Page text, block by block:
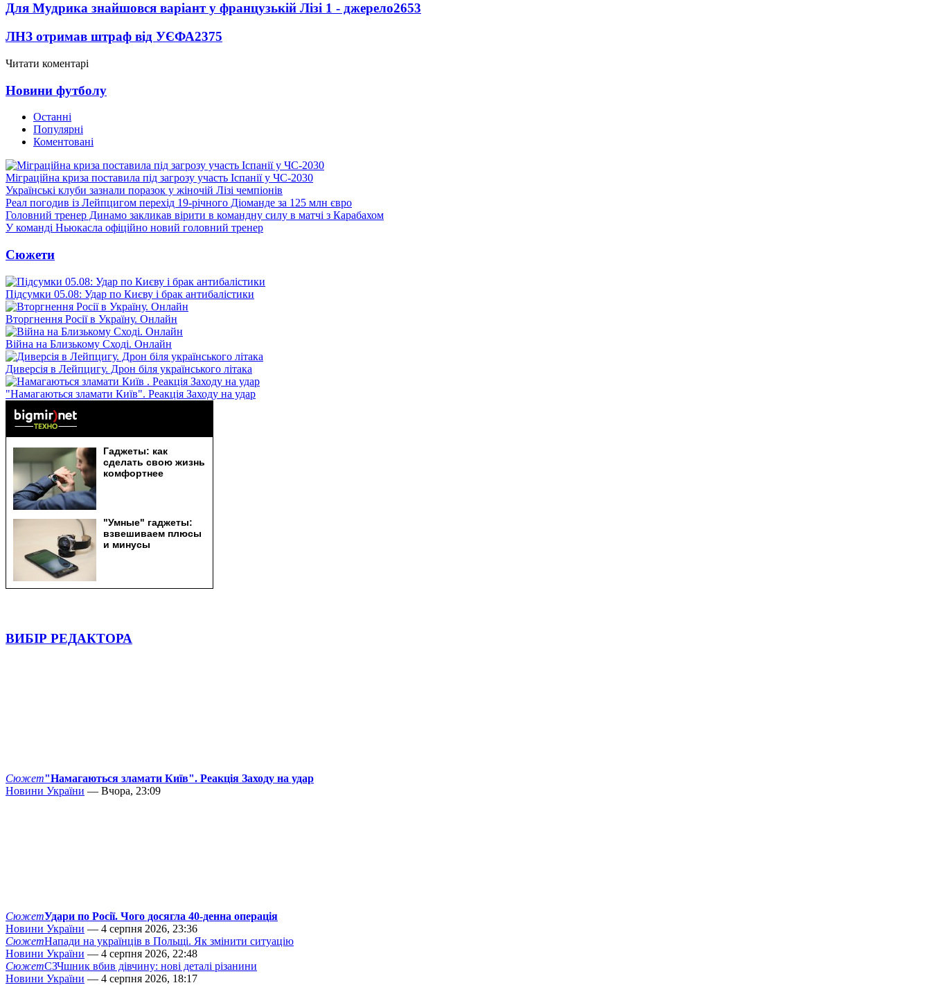
Для Мудрика знайшовся варіант у французькій Лізі 1 - джерело2653
ЛНЗ отримав штраф від УЄФА2375
Читати коментарі
Новини футболу
Останні
Популярні
Коментовані
Міграційна криза поставила під загрозу участь Іспанії у ЧС-2030
Українські клуби зазнали поразок у жіночій Лізі чемпіонів
Реал погодив із Лейпцигом перехід 19-річного Діоманде за 125 млн євро
Головний тренер Динамо закликав вірити в командну силу в матчі з Карабахом
У команді Ньюкасла офіційно новий головний тренер
Сюжети
Підсумки 05.08: Удар по Києву і брак антибалістики
Вторгнення Росії в Україну. Онлайн
Війна на Близькому Сході. Онлайн
Диверсія в Лейпцигу. Дрон біля українського літака
"Намагаються зламати Київ". Реакція Заходу на удар
ВИБІР РЕДАКТОРА
Сюжет"Намагаються зламати Київ". Реакція Заходу на удар
Новини України — Вчора, 23:09
СюжетУдари по Росії. Чого досягла 40-денна операція
Новини України — 4 серпня 2026, 23:36
СюжетНапади на українців в Польщі. Як змінити ситуацію
Новини України — 4 серпня 2026, 22:48
СюжетСЗЧшник вбив дівчину: нові деталі різанини
Новини України — 4 серпня 2026, 18:17